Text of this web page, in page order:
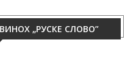
„РУСКЕ СЛОВО”